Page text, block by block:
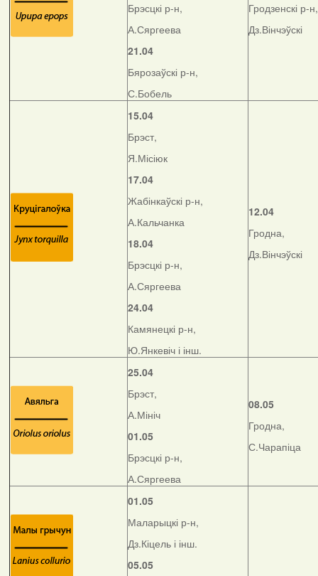
Брэсцкі р-н,
А.Сяргеева
21.04
Бярозаўскі р-н,
С.Бобель
Гродзенскі р-н,
Дз.Вінчэўскі
15.04
Брэст,
Я.Місіюк
17.04
Жабінкаўскі р-н,
А.Кальчанка
18.04
Брэсцкі р-н,
А.Сяргеева
24.04
Камянецкі р-н,
Ю.Янкевіч і інш.
12.04
Гродна,
Дз.Вінчэўскі
25.04
Брэст,
А.Мініч
01.05
Брэсцкі р-н,
А.Сяргеева
08.05
Гродна,
С.Чарапіца
01.05
Маларыцкі р-н,
Дз.Кіцель і інш.
05.05